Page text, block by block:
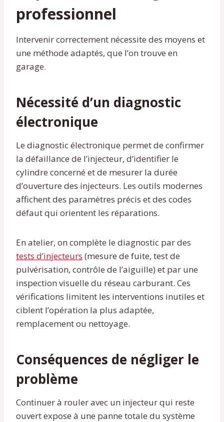
professionnel
Intervenir correctement nécessite des moyens et
une méthode adaptés, que l’on trouve en
garage.
Nécessité d’un diagnostic
électronique
Le diagnostic électronique permet de confirmer
la défaillance de l’injecteur, d’identifier le
cylindre concerné et de mesurer la durée
d’ouverture des injecteurs. Les outils modernes
affichent des paramètres précis et des codes
défaut qui orientent les réparations.
En atelier, on complète le diagnostic par des
tests d’injecteurs (mesure de fuite, test de
pulvérisation, contrôle de l’aiguille) et par une
inspection visuelle du réseau carburant. Ces
vérifications limitent les interventions inutiles et
ciblent l’opération la plus adaptée,
remplacement ou nettoyage.
Conséquences de négliger le
problème
Continuer à rouler avec un injecteur qui reste
ouvert expose à une panne totale du système